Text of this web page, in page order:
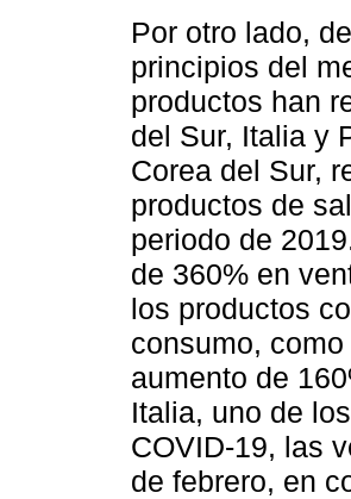
Por otro lado,
principios del
productos han
del Sur, Italia y
Corea del Sur,
productos de
periodo de
de 360% en
los productos
consumo,
aumento de
Italia, uno de
COVID-19, las
de febrero, en